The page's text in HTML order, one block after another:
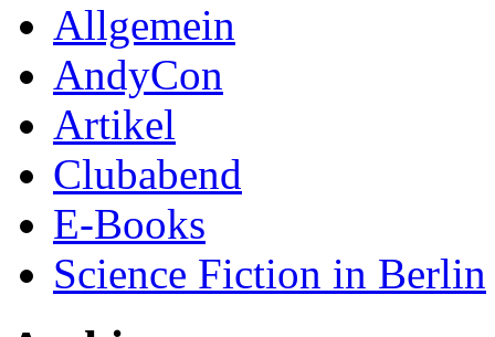
Allgemein
AndyCon
Artikel
Clubabend
E-Books
Science Fiction in Berlin